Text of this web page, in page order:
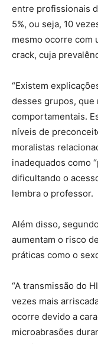
entre profissionais
5%, ou seja, 10
mesmo ocorre com
crack, cuja
“Existem
desses grupos, que
comportamentais.
níveis de
moralistas
inadequados como
dificultando o
lembra o professor.
Além disso,
aumentam o risco
práticas como o
“A transmissão do
vezes mais
ocorre devido a
microabrasões